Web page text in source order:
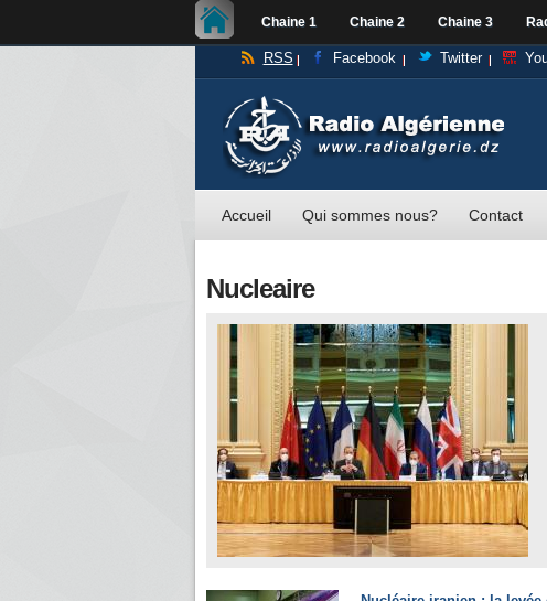
Chaine 1 Chaine 2 Chaine 3
RSS Facebook Twitter
Accueil Qui sommes nous? Contact
Nucleaire